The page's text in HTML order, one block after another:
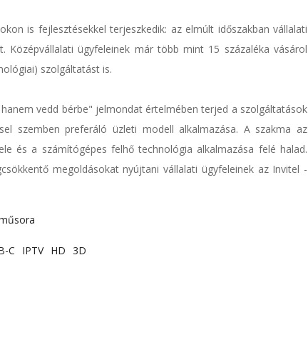
is fejlesztésekkel terjeszkedik: az elmúlt időszakban vállalati
Középvállalati ügyfeleinek már több mint 15 százaléka vásárol
szolgáltatást is.
vedd bérbe" jelmondat értelmében terjed a szolgáltatások
szemben preferáló üzleti modell alkalmazása. A szakma az
és a számítógépes felhő technológia alkalmazása felé halad.
megoldásokat nyújtani vállalati ügyfeleinek az Invitel -
C IPTV HD 3D